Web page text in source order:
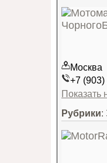
Москва
+7 (903)
Показать
Рубрики: